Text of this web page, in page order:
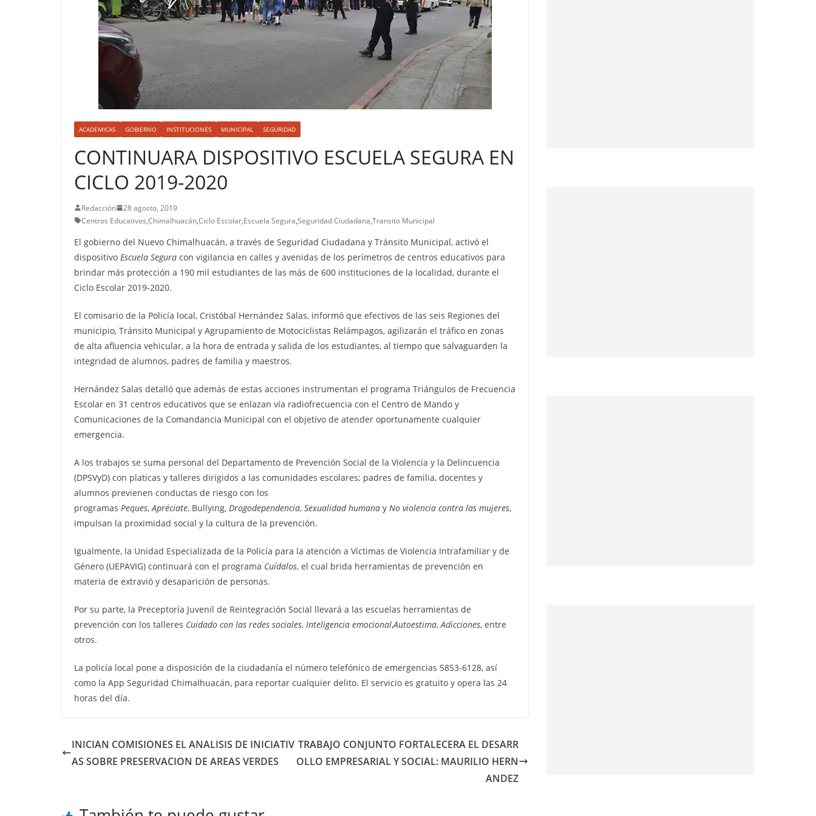
ACADEMICAS GOBIERNO INSTITUCIONES MUNICIPAL SEGURIDAD
CONTINUARA DISPOSITIVO ESCUELA SEGURA EN
CICLO 2019-2020
Redacción
28 agosto, 2019
Centros Educativos,Chimalhuacán,Ciclo Escolar,Escuela Segura,Seguridad Ciudadana,Transito Municipal
El gobierno del Nuevo Chimalhuacán, a través de Seguridad Ciudadana y Tránsito Municipal, activó el
dispositivo Escuela Segura con vigilancia en calles y avenidas de los perímetros de centros educativos para
brindar más protección a 190 mil estudiantes de las más de 600 instituciones de la localidad, durante el
Ciclo Escolar 2019-2020.
El comisario de la Policía local, Cristóbal Hernández Salas, informó que efectivos de las seis Regiones del
municipio, Tránsito Municipal y Agrupamiento de Motociclistas Relámpagos, agilizarán el tráfico en zonas
de alta afluencia vehicular, a la hora de entrada y salida de los estudiantes, al tiempo que salvaguarden la
integridad de alumnos, padres de familia y maestros.
Hernández Salas detalló que además de estas acciones instrumentan el programa Triángulos de Frecuencia
Escolar en 31 centros educativos que se enlazan vía radiofrecuencia con el Centro de Mando y
Comunicaciones de la Comandancia Municipal con el objetivo de atender oportunamente cualquier
emergencia.
A los trabajos se suma personal del Departamento de Prevención Social de la Violencia y la Delincuencia
(DPSVyD) con platicas y talleres dirigidos a las comunidades escolares; padres de familia, docentes y
alumnos previenen conductas de riesgo con los
programas Peques, Apréciate, Bullying, Drogodependencia, Sexualidad humana y No violencia contra las mujeres,
impulsan la proximidad social y la cultura de la prevención.
Igualmente, la Unidad Especializada de la Policía para la atención a Víctimas de Violencia Intrafamiliar y de
Género (UEPAVIG) continuará con el programa Cuídalos, el cual brida herramientas de prevención en
materia de extravió y desaparición de personas.
Por su parte, la Preceptoría Juvenil de Reintegración Social llevará a las escuelas herramientas de
prevención con los talleres Cuidado con las redes sociales, Inteligencia emocional,Autoestima, Adicciones, entre
otros.
La policía local pone a disposición de la ciudadanía el número telefónico de emergencias 5853-6128, así
como la App Seguridad Chimalhuacán, para reportar cualquier delito. El servicio es gratuito y opera las 24
horas del día.
INICIAN COMISIONES EL ANALISIS DE INICIATIV
AS SOBRE PRESERVACION DE AREAS VERDES
TRABAJO CONJUNTO FORTALECERA EL DESARR
OLLO EMPRESARIAL Y SOCIAL: MAURILIO HERN
ANDEZ